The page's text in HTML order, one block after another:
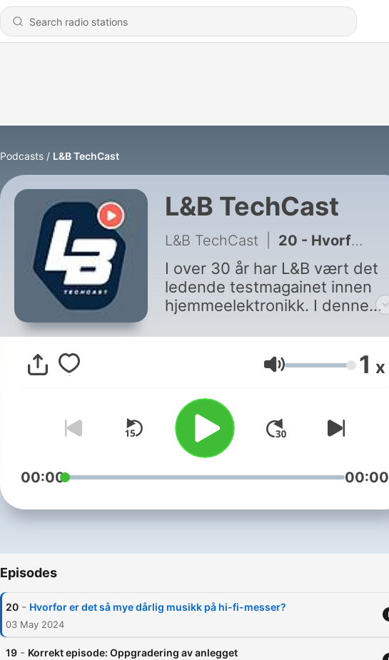
Podcasts L&B TechCast
L&B TechCast
L&B TechCast 20 - Hvorfor er det så mye dårlig musikk på hi-fi-messer?
I over 30 år har L&B vært det
ledende testmagainet innen
hjemmeelektronikk. I denne
journalistene i studio for å
snakke om alt innen lyd og
bilde.Språk: Norsk, svensk og
dansk
Volume 1 x
00:00 00:00
Episodes
20 - Hvorfor er det så mye dårlig musikk på hi-fi-messer?
03 May 2024
19 - Korrekt episode: Oppgradering av anlegget